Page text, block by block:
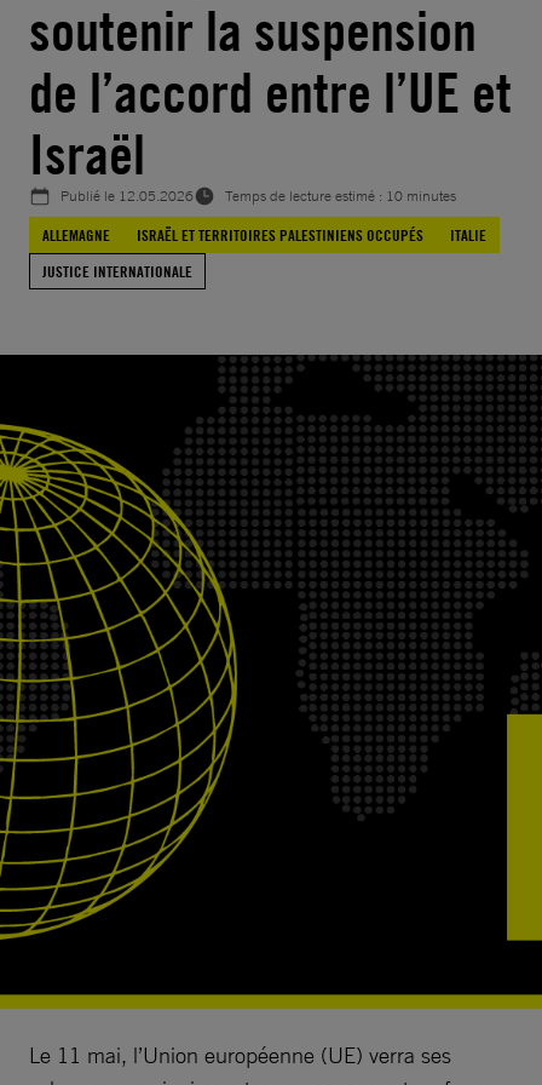
soutenir la suspension
de l’accord entre l’UE et
Israël
Publié le 12.05.2026
Temps de lecture estimé : 10 minutes
ALLEMAGNE
ISRAËL ET TERRITOIRES PALESTINIENS OCCUPÉS
ITALIE
JUSTICE INTERNATIONALE
Le 11 mai, l’Union européenne (UE) verra ses